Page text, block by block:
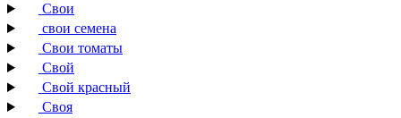
Свои
свои семена
Свои томаты
Свой
Свой красный
Своя